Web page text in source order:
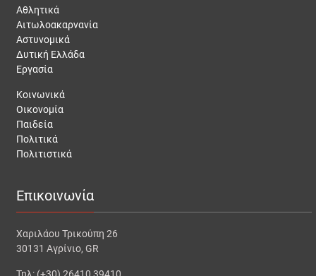
Αθλητικά
Αιτωλοακαρνανία
Αστυνομικά
Δυτική Ελλάδα
Εργασία
Κοινωνικά
Οικονομία
Παιδεία
Πολιτικά
Πολιτιστικά
Επικοινωνία
Χαριλάου Τρικούπη 26
30131 Αγρίνιο, GR
Τηλ: (+30) 26410 39410